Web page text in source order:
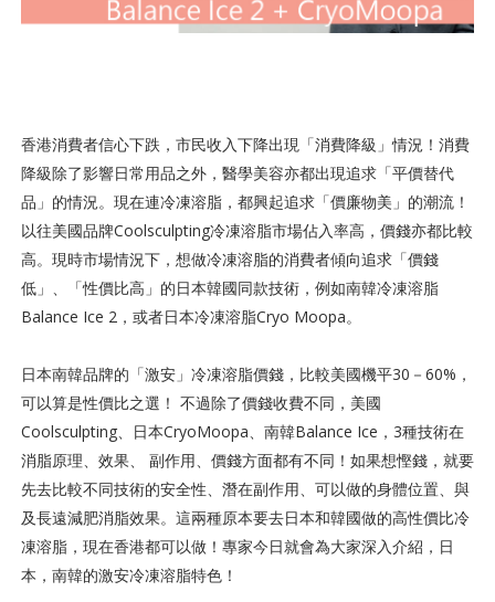
香港消費者信心下跌，市民收入下降出現「消費降級」情況！消費
降級除了影響日常用品之外，醫學美容亦都出現追求「平價替代
品」的情況。現在連冷凍溶脂，都興起追求「價廉物美」的潮流！
以往美國品牌Coolsculpting冷凍溶脂市場佔入率高，價錢亦都比較
高。現時市場情況下，想做冷凍溶脂的消費者傾向追求「價錢
低」、「性價比高」的日本韓國同款技術，例如南韓冷凍溶脂
Balance Ice 2，或者日本冷凍溶脂Cryo Moopa。
日本南韓品牌的「激安」冷凍溶脂價錢，比較美國機平30－60%，
可以算是性價比之選！ 不過除了價錢收費不同，美國
Coolsculpting、日本CryoMoopa、南韓Balance Ice，3種技術在
消脂原理、效果、 副作用、價錢方面都有不同！如果想慳錢，就要
先去比較不同技術的安全性、潛在副作用、可以做的身體位置、與
及長遠減肥消脂效果。這兩種原本要去日本和韓國做的高性價比冷
凍溶脂，現在香港都可以做！專家今日就會為大家深入介紹，日
本，南韓的激安冷凍溶脂特色！